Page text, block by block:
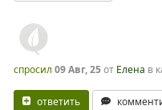
спросил 09 Авг, 25от Елена в
ответить